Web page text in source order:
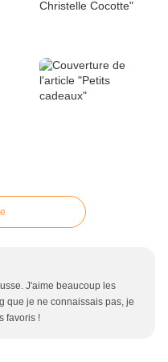
J'aime beaucoup les
que je ne connaissais pas, je
favoris !